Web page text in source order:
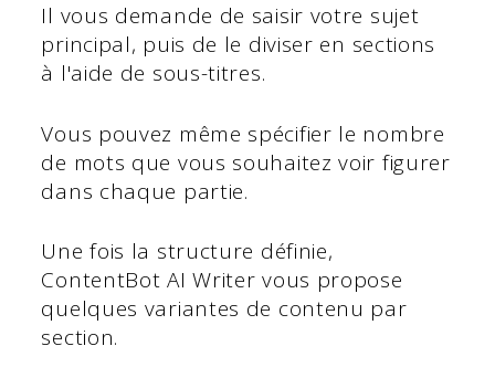
Il vous demande de saisir votre sujet
principal, puis de le diviser en sections
à l'aide de sous-titres.
Vous pouvez même spécifier le nombre
de mots que vous souhaitez voir figurer
dans chaque partie.
Une fois la structure définie,
ContentBot AI Writer vous propose
quelques variantes de contenu par
section.